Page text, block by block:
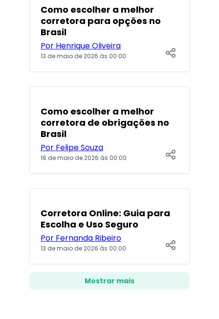
Como escolher a melhor
corretora para opções no
Brasil
Por Henrique Oliveira
13 de maio de 2026 às 00:00
Como escolher a melhor
corretora de obrigações no
Brasil
Por Felipe Souza
16 de maio de 2026 às 00:00
POPULARES
Corretora Online: Guia para
Escolha e Uso Seguro
Por Fernanda Ribeiro
13 de maio de 2026 às 00:00
Mostrar mais